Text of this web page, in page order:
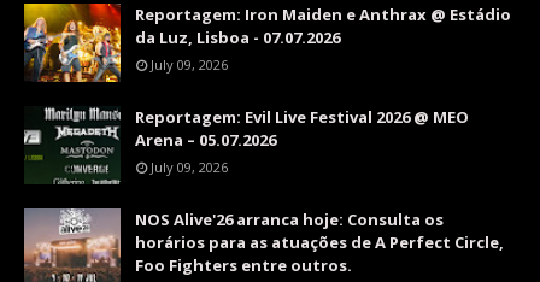
Reportagem: Iron Maiden e Anthrax @ Estádio
da Luz, Lisboa - 07.07.2026
July 09, 2026
Reportagem: Evil Live Festival 2026 @ MEO
Arena – 05.07.2026
July 09, 2026
NOS Alive'26 arranca hoje: Consulta os
horários para as atuações de A Perfect Circle,
Foo Fighters entre outros.